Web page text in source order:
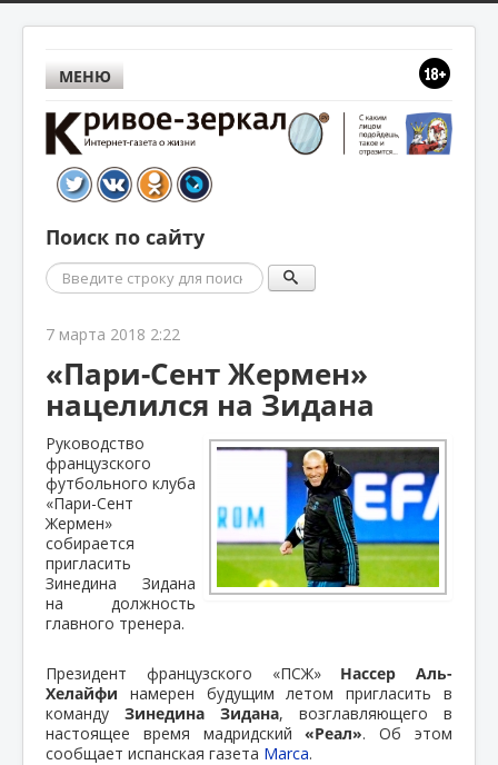
МЕНЮ
Поиск по сайту
Поиск
7 марта 2018 2:22
«Пари-Сент Жермен»
нацелился на Зидана
Руководство
французского
футбольного клуба
«Пари-Сент
Жермен»
собирается
пригласить
Зинедина Зидана
на должность
главного тренера.
Президент французского «ПСЖ» Нассер Аль-
Хелайфи намерен будущим летом пригласить в
команду Зинедина Зидана, возглавляющего в
настоящее время мадридский«Реал». Об этом
сообщает испанская газета Marca.